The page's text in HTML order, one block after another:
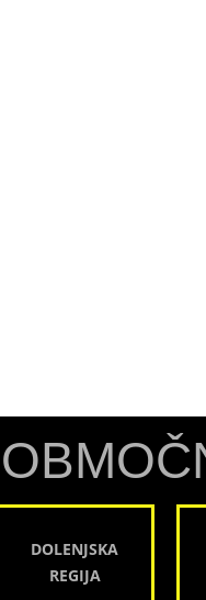
DOLENJSKA
REGIJA